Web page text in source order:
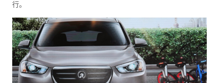
行。